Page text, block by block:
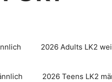
2026 Adults LK2
2026 Teens LK2